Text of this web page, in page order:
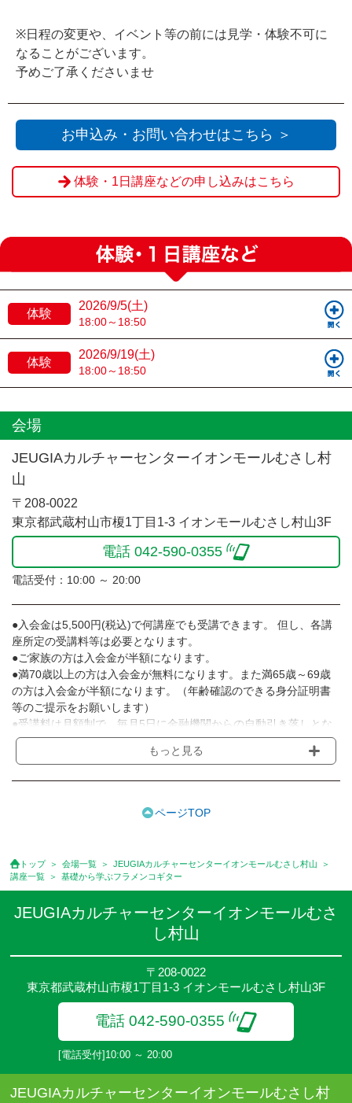
※日程の変更や、イベント等の前には見学・体験不可に
なることがございます。
予めご了承くださいませ
お申込み・お問い合わせはこちら ＞
体験・1日講座などの申し込みはこちら
体験
2026/9/5(土)
18:00～18:50
体験
2026/9/19(土)
18:00～18:50
会場
JEUGIAカルチャーセンターイオンモールむさし村
山
〒208-0022
東京都武蔵村山市榎1丁目1-3 イオンモールむさし村山3F
電話 042-590-0355
電話受付：10:00 ～ 20:00
●入会金は5,500円(税込)で何講座でも受講できます。 但し、各講
座所定の受講料等は必要となります。
●ご家族の方は入会金が半額になります。
●満70歳以上の方は入会金が無料になります。また満65歳～69歳
の方は入会金が半額になります。（年齢確認のできる身分証明書
等のご提示をお願いします）
●受講料は月額制で、毎月5日に金融機関からの自動引き落しとな
ります。
※講座によってはお支払い方法が異なる場合がありますのでご確認
ております。また一部の講座では別途傷害保険料も含まれており
●資格認定講座の試験料・認定料などは別途要しますのでお問い合
せください。
●講座は、月4回(週1回),月3回,2回,1回,臨時講座いろいろあります
のでご確認ください。
●参加人数が一定に満たない場合、体験や講座開講を中止または延
期することがあります。
●その他、詳しい内容については、ご入会時にご説明をさせていた
だきます。
もっと見る
ページTOP
トップ 会場一覧
JEUGIAカルチャーセンターイオンモールむさし村山
講座一覧
基礎から学ぶフラメンコギター
JEUGIAカルチャーセンターイオンモールむさ
し村山
〒208-0022
東京都武蔵村山市榎1丁目1-3 イオンモールむさし村山3F
電話 042-590-0355
[電話受付]10:00 ～ 20:00
JEUGIAカルチャーセンターイオンモールむさし村